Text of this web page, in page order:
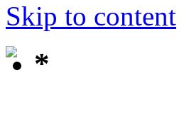
Skip to content
*